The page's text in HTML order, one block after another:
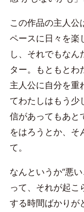
この作品の主人公
ペースに日々を楽
し、それでもなん
ター。もともとわ
主人公に自分を重
てわたしはもう少
信があってもあと
をはろうとか、そ
て。
なんというか“悪
って、それが起こ
する時間ばかりが